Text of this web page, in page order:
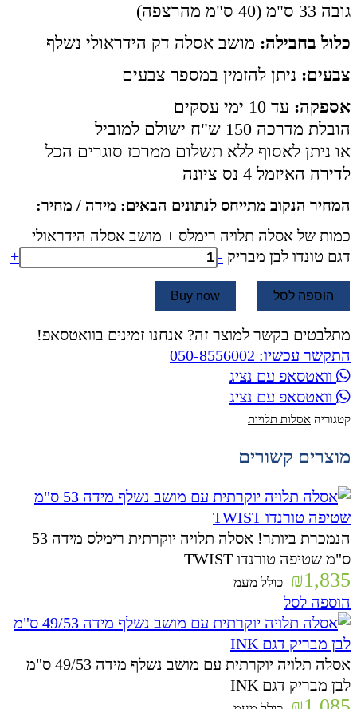
גובה 33 ס"מ (40 ס"מ מהרצפה)
כלול בחבילה: מושב אסלה דק הידראולי נשלף
צבעים: ניתן להזמין במספר צבעים
אספקה: עד 10 ימי עסקים
הובלת מדרכה 150 ש"ח ישולם למוביל
או ניתן לאסוף ללא תשלום ממרכז סוגרים הכל
לדירה האיזמל 4 נס ציונה
המחיר הנקוב מתייחס לנתונים הבאים: מידה / מחיר:
כמות של אסלה תלויה רימלס + מושב אסלה הידראולי
דגם טונדו לבן מבריק -
+
הוספה לסל Buy now
מתלבטים בקשר למוצר זה? אנחנו זמינים בוואטסאפ!
התקשר עכשיו: 050-8556002
וואטסאפ עם נציג
וואטסאפ עם נציג
קטגוריה אסלות תלויות
מוצרים קשורים
הנמכרת ביותר! אסלה תלויה יוקרתית רימלס מידה 53
ס"מ שטיפה טורנדו TWIST
₪1,835 כולל מעמ
הוספה לסל
אסלה תלויה יוקרתית עם מושב נשלף מידה 49/53 ס"מ
לבן מבריק דגם INK